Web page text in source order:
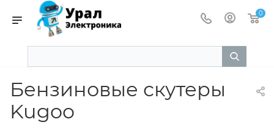
0
Бензиновые скутеры
Kugoo